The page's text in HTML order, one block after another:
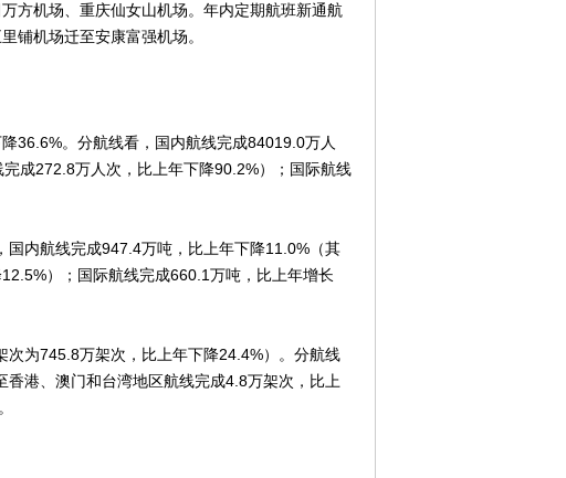
机场、重庆仙女山机场。年内定期航班新通航
铺机场迁至安康富强机场。
。分航线看，国内航线完成84019.0万人
成272.8万人次，比上年下降90.2%）；国际航线
内航线完成947.4万吨，比上年下降11.0%（其
）；国际航线完成660.1万吨，比上年增长
为745.8万架次，比上年下降24.4%）。分航线
港、澳门和台湾地区航线完成4.8万架次，比上